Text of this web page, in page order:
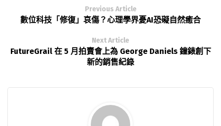
Previous Article
數位科技「修復」哀傷？心理學界憂AI恐礙自然癒合
Next Article
FutureGrail 在 5 月拍賣會上為 George Daniels 鐘錶創下
新的銷售紀錄